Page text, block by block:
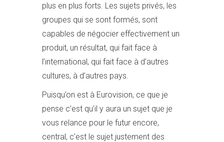
plus en plus forts. Les sujets privés, les
groupes qui se sont formés, sont
capables de négocier effectivement un
produit, un résultat, qui fait face à
l’international, qui fait face à d’autres
cultures, à d’autres pays.
Puisqu’on est à Eurovision, ce que je
pense c’est qu’il y aura un sujet que je
vous relance pour le futur encore,
central, c’est le sujet justement des